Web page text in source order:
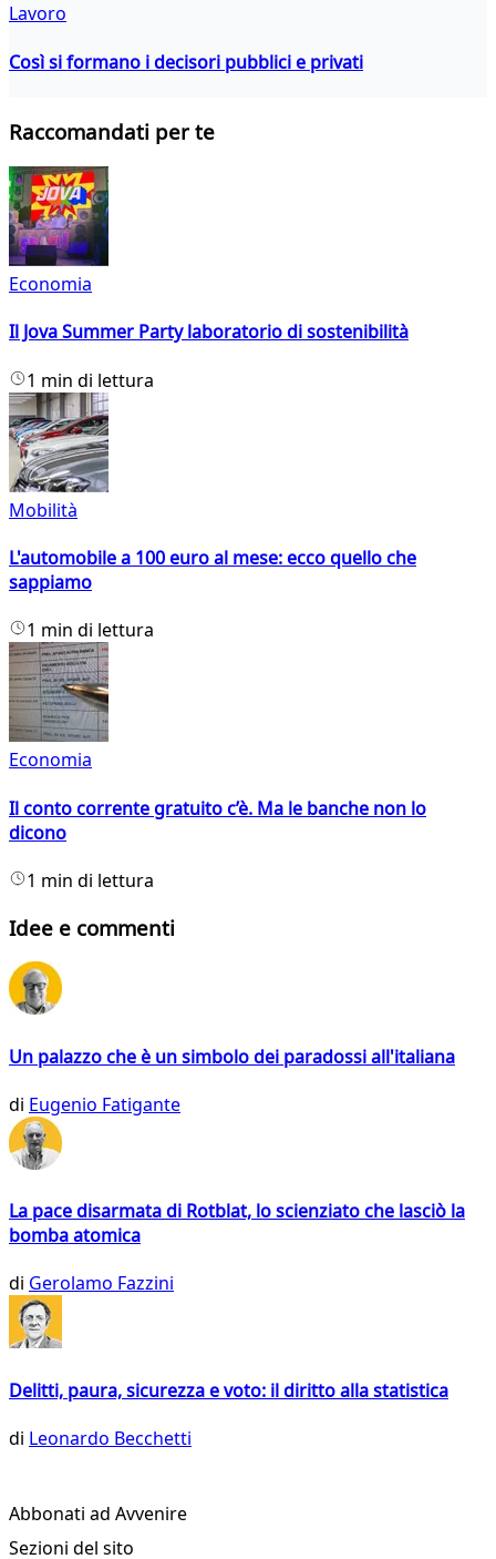
Lavoro
Così si formano i decisori pubblici e privati
Raccomandati per te
Economia
Il Jova Summer Party laboratorio di sostenibilità
1 min di lettura
Mobilità
L'automobile a 100 euro al mese: ecco quello che
sappiamo
1 min di lettura
Economia
Il conto corrente gratuito c’è. Ma le banche non lo
dicono
1 min di lettura
Idee e commenti
Un palazzo che è un simbolo dei paradossi all'italiana
di Eugenio Fatigante
La pace disarmata di Rotblat, lo scienziato che lasciò la
bomba atomica
di Gerolamo Fazzini
Delitti, paura, sicurezza e voto: il diritto alla statistica
di Leonardo Becchetti
Abbonati ad Avvenire
Sezioni del sito